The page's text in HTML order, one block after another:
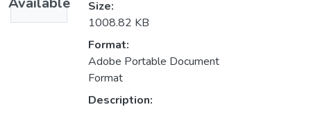
Size:
1008.82 KB
Format:
Adobe Portable Document
Format
Description: